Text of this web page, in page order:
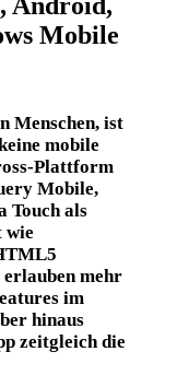
Mobile
Menschen, ist
mobile
Plattform
Mobile,
Touch als
wie
mehr
im
hinaus
zeitgleich die